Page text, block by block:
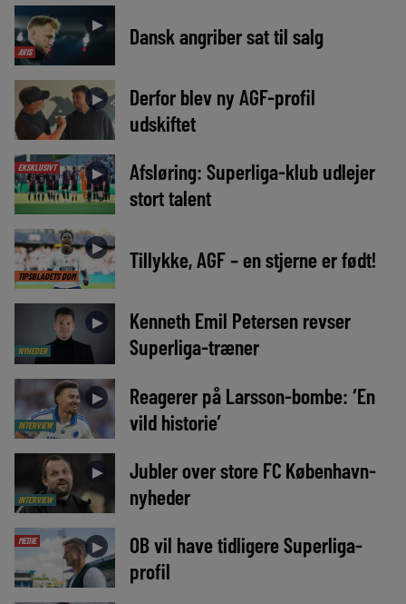
AVIS
► Dansk angriber sat til salg
►
Derfor blev ny AGF-profil
udskiftet
EKSKLUSIVT ►
Afsløring: Superliga-klub udlejer
stort talent
TIPSBLADETS DOM
► Tillykke, AGF – en stjerne er født!
NYHEDER
►
Kenneth Emil Petersen revser
Superliga-træner
INTERVIEW
►
Reagerer på Larsson-bombe: ‘En
vild historie’
INTERVIEW
►
Jubler over store FC København-
nyheder
MEDIE ►
OB vil have tidligere Superliga-
profil